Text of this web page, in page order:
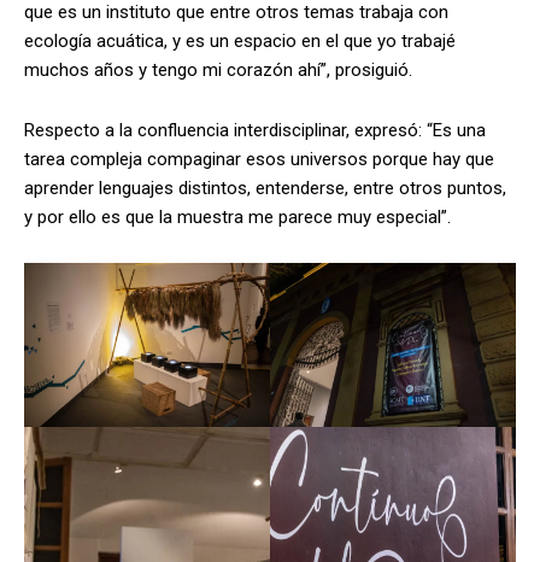
que es un instituto que entre otros temas trabaja con
ecología acuática, y es un espacio en el que yo trabajé
muchos años y tengo mi corazón ahí”, prosiguió.
Respecto a la confluencia interdisciplinar, expresó: “Es una
tarea compleja compaginar esos universos porque hay que
aprender lenguajes distintos, entenderse, entre otros puntos,
y por ello es que la muestra me parece muy especial”.